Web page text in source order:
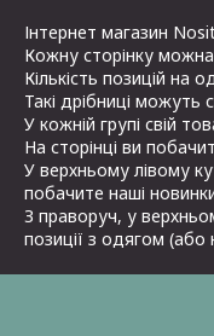
Інтернет магазин
Кожну сторінку
Кількість позицій на
Такі дрібниці
У кожній групі свій
На сторінці ви
У верхньому лівому
побачите наші
З праворуч, у
позиції з одягом